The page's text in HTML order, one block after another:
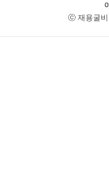
ⓒ 재용굴비